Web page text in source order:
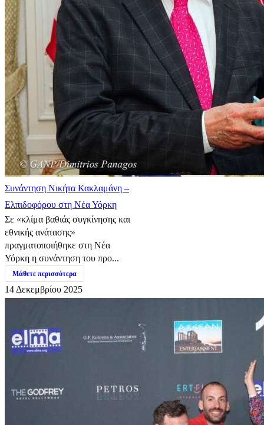
Συνάντηση Νικήτα Κακλαμάνη –
Ελπιδοφόρου στη Νέα Υόρκη
Σε «κλίμα βαθιάς συγκίνησης και
εθνικής ανάτασης»
πραγματοποιήθηκε στη Νέα
Υόρκη η συνάντηση του προ...
Μάθετε περισσότερα
14 Δεκεμβρίου 2025